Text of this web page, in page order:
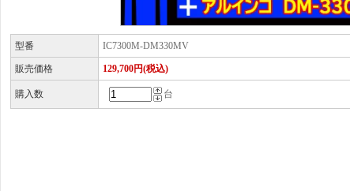
型番 IC7300M-DM330MV
販売価格 129,700円(税込)
購入数 台